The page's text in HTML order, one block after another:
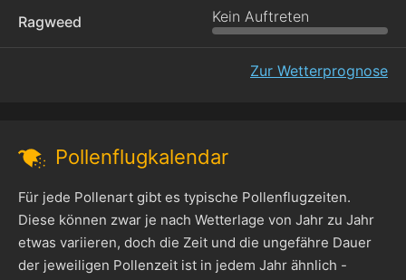
Ragweed Kein Auftreten
Zur Wetterprognose
Pollenflugkalendar
Für jede Pollenart gibt es typische Pollenflugzeiten.
Diese können zwar je nach Wetterlage von Jahr zu Jahr
etwas variieren, doch die Zeit und die ungefähre Dauer
der jeweiligen Pollenzeit ist in jedem Jahr ähnlich -